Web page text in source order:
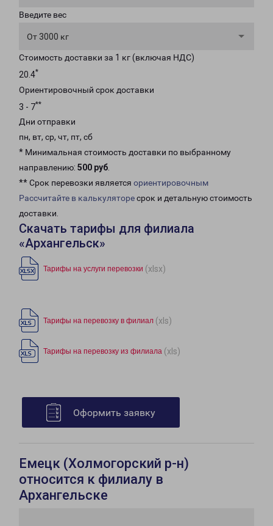
Введите вес
От 3000 кг
Стоимость доставки за 1 кг (включая НДС)
20.4*
Ориентировочный срок доставки
3 - 7**
Дни отправки
пн, вт, ср, чт, пт, сб
* Минимальная стоимость доставки по выбранному
направлению: 500 руб.
** Срок перевозки является ориентировочным
Рассчитайте в калькуляторесрок и детальную стоимость
доставки.
Скачать тарифы для филиала
«Архангельск»
Тарифы на услуги перевозки (xlsx)
Тарифы на перевозку в филиал (xls)
Тарифы на перевозку из филиала (xls)
Оформить заявку
Емецк (Холмогорский р-н)
относится к филиалу в
Архангельске